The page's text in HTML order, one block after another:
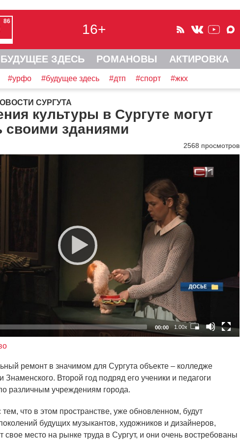
86
16+
БУДУЩЕЕ ЗДЕСЬ РОМАНОВЫ АКТИРОВКА
#урфо #будущее здесь #дтп #спорт #жкх
СУРГУТА
культуры в Сургуте могут
своими зданиями
2568 просмотров
00:00 1.00x
ремонт в значимом для Сургута объекте – колледже
Знаменского. Второй год подряд его ученики и педагоги
различным учреждениям города.
что в этом пространстве, уже обновленном, будут
будущих музыкантов, художников и дизайнеров,
свое место на рынке труда в Сургут, и они очень востребованы